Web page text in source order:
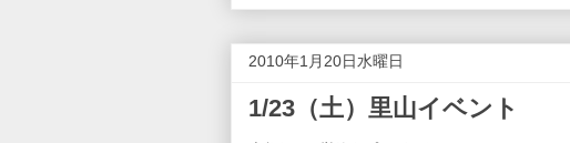
2010年1月20日水曜日
1/23（土）里山イベント